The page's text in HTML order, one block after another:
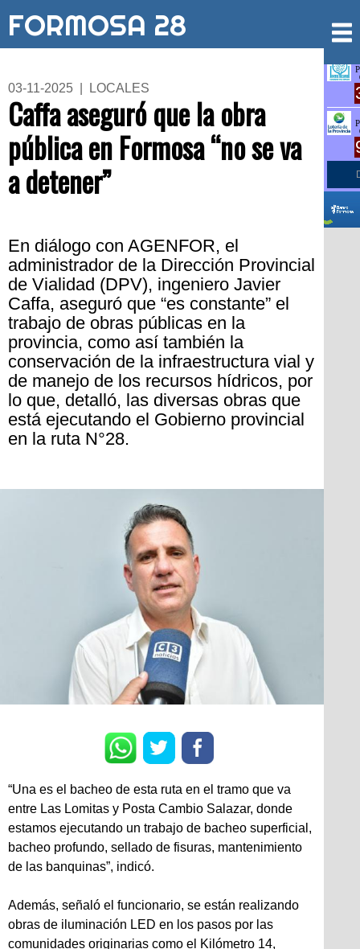
FORMOSA 28
03-11-2025 | LOCALES
Caffa aseguró que la obra
pública en Formosa “no se va
a detener”
En diálogo con AGENFOR, el
administrador de la Dirección Provincial
de Vialidad (DPV), ingeniero Javier
Caffa, aseguró que “es constante” el
trabajo de obras públicas en la
provincia, como así también la
conservación de la infraestructura vial y
de manejo de los recursos hídricos, por
lo que, detalló, las diversas obras que
está ejecutando el Gobierno provincial
en la ruta N°28.
“Una es el bacheo de esta ruta en el tramo que va
entre Las Lomitas y Posta Cambio Salazar, donde
estamos ejecutando un trabajo de bacheo superficial,
bacheo profundo, sellado de fisuras, mantenimiento
de las banquinas”, indicó.
Además, señaló el funcionario, se están realizando
obras de iluminación LED en los pasos por las
comunidades originarias como el Kilómetro 14,